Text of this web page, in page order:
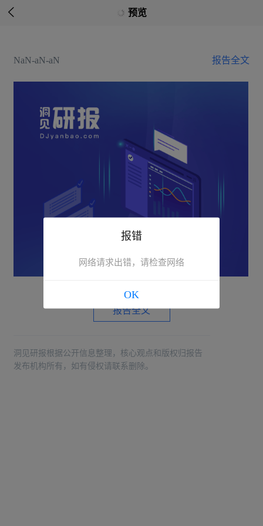
 预览
NaN-aN-aN 报告全文
报告全文
洞见研报根据公开信息整理，核心观点和版权归报告
发布机构所有，如有侵权请联系删除。
报错
网络请求出错，请检查网络
OK